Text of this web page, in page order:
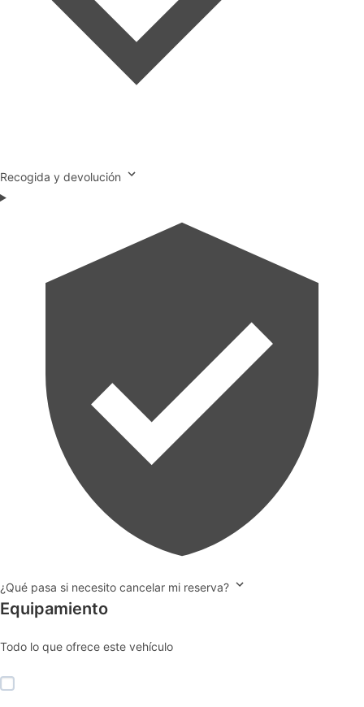
Recogida y devolución
¿Qué pasa si necesito cancelar mi reserva?
Equipamiento
Todo lo que ofrece este vehículo